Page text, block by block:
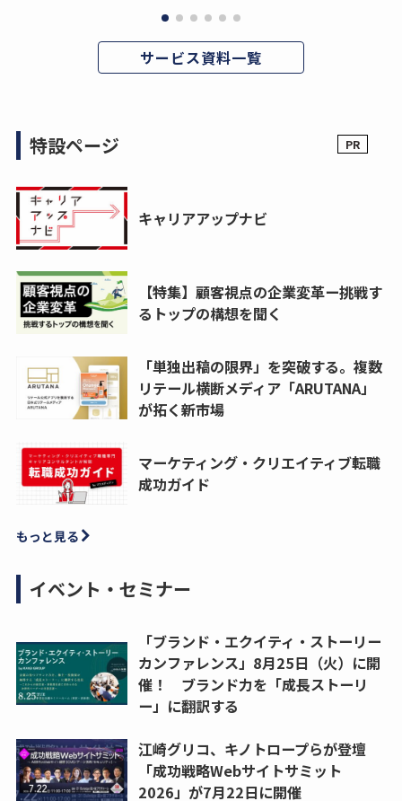
サービス資料一覧
特設ページ
キャリアアップナビ
【特集】顧客視点の企業変革ー挑戦す
るトップの構想を聞く
「単独出稿の限界」を突破する。複数
リテール横断メディア「ARUTANA」
が拓く新市場
マーケティング・クリエイティブ転職
成功ガイド
もっと見る
イベント・セミナー
「ブランド・エクイティ・ストーリー
カンファレンス」8月25日（火）に開
催！ ブランド力を「成長ストーリ
ー」に翻訳する
江崎グリコ、キノトロープらが登壇
「成功戦略Webサイトサミット
2026」が7月22日に開催